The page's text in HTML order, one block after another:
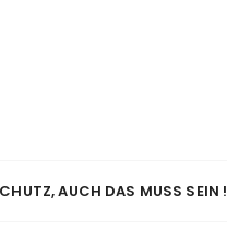
AUCH DAS MUSS SEIN !